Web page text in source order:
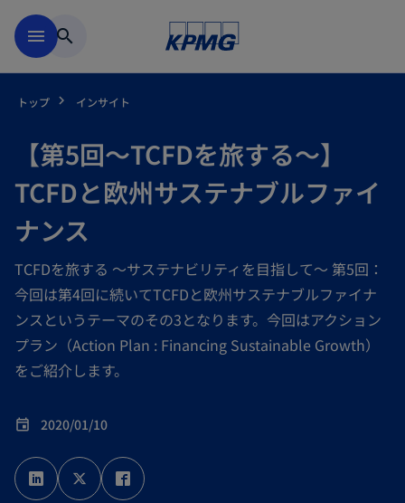
menu search
トップ インサイト
【第5回～TCFDを旅する～】
TCFDと欧州サステナブルファイ
ナンス
TCFDを旅する ～サステナビリティを目指して～ 第5回：
今回は第4回に続いてTCFDと欧州サステナブルファイナ
ンスというテーマのその3となります。今回はアクション
プラン（Action Plan : Financing Sustainable Growth）
をご紹介します。
event 2020/01/10
新
し
い
タ
新
し
い
タ
し
い